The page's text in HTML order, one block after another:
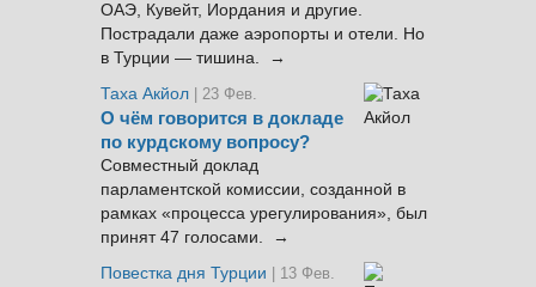
ОАЭ, Кувейт, Иордания и другие.
Пострадали даже аэропорты и отели. Но
в Турции — тишина. →
Таха Акйол | 23 Фев.
О чём говорится в докладе
по курдскому вопросу?
Совместный доклад
парламентской комиссии, созданной в
рамках «процесса урегулирования», был
принят 47 голосами. →
Повестка дня Турции
| 13 Фев.